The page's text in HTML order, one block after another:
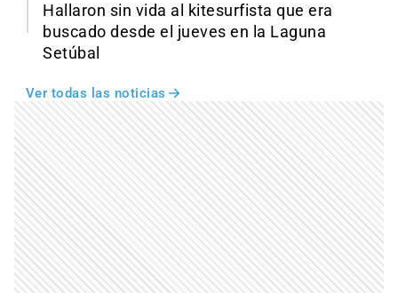
Hallaron sin vida al kitesurfista que era
buscado desde el jueves en la Laguna
Setúbal
Ver todas las noticias